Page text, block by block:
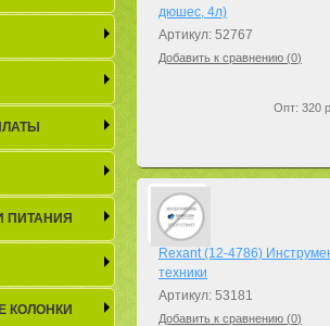
дюшес, 4л)
Артикул: 52767
Добавить к сравнению (0)
Опт: 320
Rexant (12-4786)
техники
Артикул: 53181
Добавить к сравнению (0)
ПИТАНИЯ
КОЛОНКИ